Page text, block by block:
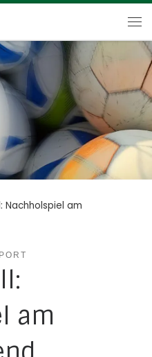
Nachholspiel am
am